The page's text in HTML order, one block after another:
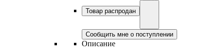
Товар распродан
Сообщить мне о поступлении
Описание